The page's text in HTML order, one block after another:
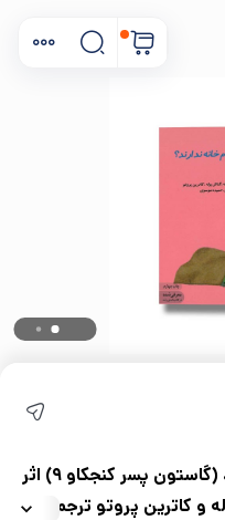
کتاب چرا بعضی از مردم خانه ندارند (گاستون پسر کنجکاو 9) اثر
و کاترین پروتو ترجمه